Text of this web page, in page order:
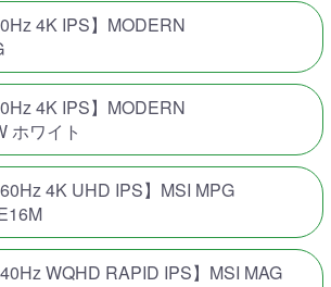
4K IPS】MODERN
4K IPS】MODERN
ホワイト
4K UHD IPS】MSI MPG
WQHD RAPID IPS】MSI MAG